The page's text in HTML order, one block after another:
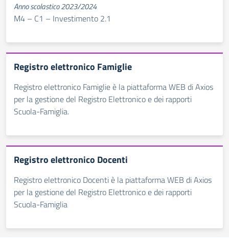
Anno scolastico 2023/2024
M4 – C1 – Investimento 2.1
Registro elettronico Famiglie
Registro elettronico Famiglie è la piattaforma WEB di Axios
per la gestione del Registro Elettronico e dei rapporti
Scuola-Famiglia.
Registro elettronico Docenti
Registro elettronico Docenti è la piattaforma WEB di Axios
per la gestione del Registro Elettronico e dei rapporti
Scuola-Famiglia